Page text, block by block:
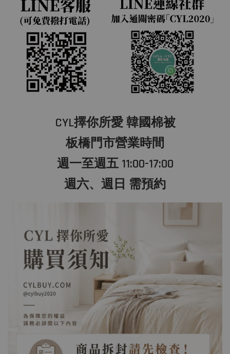
CYL擇你所愛 韓國棉被
板橋門市營業時間
週一至週五 11:00-17:00
週六、週日 需預約